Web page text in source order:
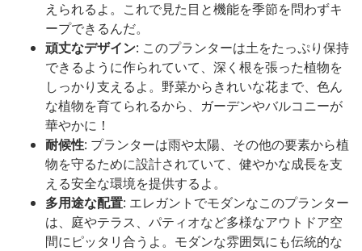
えられるよ。これで見た目と機能を季節を問わずキ
ープできるんだ。
頑丈なデザイン: このプランターは土をたっぷり保持
できるように作られていて、深く根を張った植物を
しっかり支えるよ。野菜からきれいな花まで、色ん
な植物を育てられるから、ガーデンやバルコニーが
華やかに！
耐候性: プランターは雨や太陽、その他の要素から植
物を守るために設計されていて、健やかな成長を支
える安全な環境を提供するよ。
多用途な配置: エレガントでモダンなこのプランター
は、庭やテラス、パティオなど多様なアウトドア空
間にピッタリ合うよ。モダンな雰囲気にも伝統的な